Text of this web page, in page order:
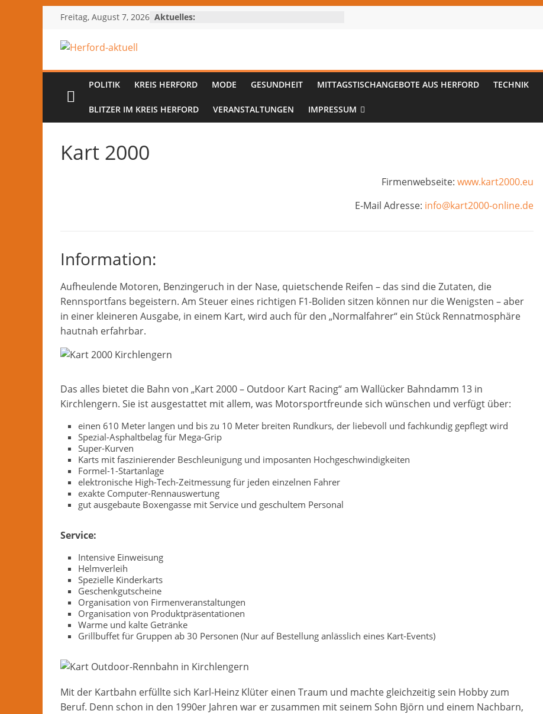
Zum
springen
Freitag, August 7, 2026 Aktuelles:
Herford-
aktuell
Kultur
aus
lokale
und
mehr
aus
Herford
im
Kreis
POLITIK KREIS HERFORD MODE GESUNDHEIT MITTAGSTISCHANGEBOTE AUS HERFORD TECHNIK
BLITZER IM KREIS HERFORD VERANSTALTUNGEN IMPRESSUM
Kart 2000
Firmenwebseite: www.kart2000.eu
E-Mail Adresse: info@kart2000-online.de
Information:
Aufheulende Motoren, Benzingeruch in der Nase, quietschende Reifen – das sind die Zutaten, die
Rennsportfans begeistern. Am Steuer eines richtigen F1-Boliden sitzen können nur die Wenigsten – aber
in einer kleineren Ausgabe, in einem Kart, wird auch für den „Normalfahrer“ ein Stück Rennatmosphäre
hautnah erfahrbar.
Das alles bietet die Bahn von „Kart 2000 – Outdoor Kart Racing“ am Wallücker Bahndamm 13 in
Kirchlengern. Sie ist ausgestattet mit allem, was Motorsportfreunde sich wünschen und verfügt über:
einen 610 Meter langen und bis zu 10 Meter breiten Rundkurs, der liebevoll und fachkundig gepflegt wird
Spezial-Asphaltbelag für Mega-Grip
Super-Kurven
Karts mit faszinierender Beschleunigung und imposanten Hochgeschwindigkeiten
Formel-1-Startanlage
elektronische High-Tech-Zeitmessung für jeden einzelnen Fahrer
exakte Computer-Rennauswertung
gut ausgebaute Boxengasse mit Service und geschultem Personal
Service:
Intensive Einweisung
Helmverleih
Spezielle Kinderkarts
Geschenkgutscheine
Organisation von Firmenveranstaltungen
Organisation von Produktpräsentationen
Warme und kalte Getränke
Grillbuffet für Gruppen ab 30 Personen (Nur auf Bestellung anlässlich eines Kart-Events)
Mit der Kartbahn erfüllte sich Karl-Heinz Klüter einen Traum und machte gleichzeitig sein Hobby zum
Beruf. Denn schon in den 1990er Jahren war er zusammen mit seinem Sohn Björn und einem Nachbarn,